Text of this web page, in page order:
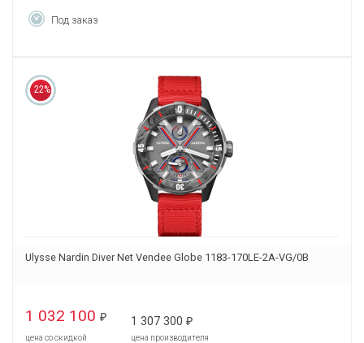
Под заказ
22%
Ulysse Nardin Diver Net Vendee Globe 1183-170LE-2A-VG/0B
1 032 100 ₽
цена со скидкой
1 307 300 ₽
цена производителя